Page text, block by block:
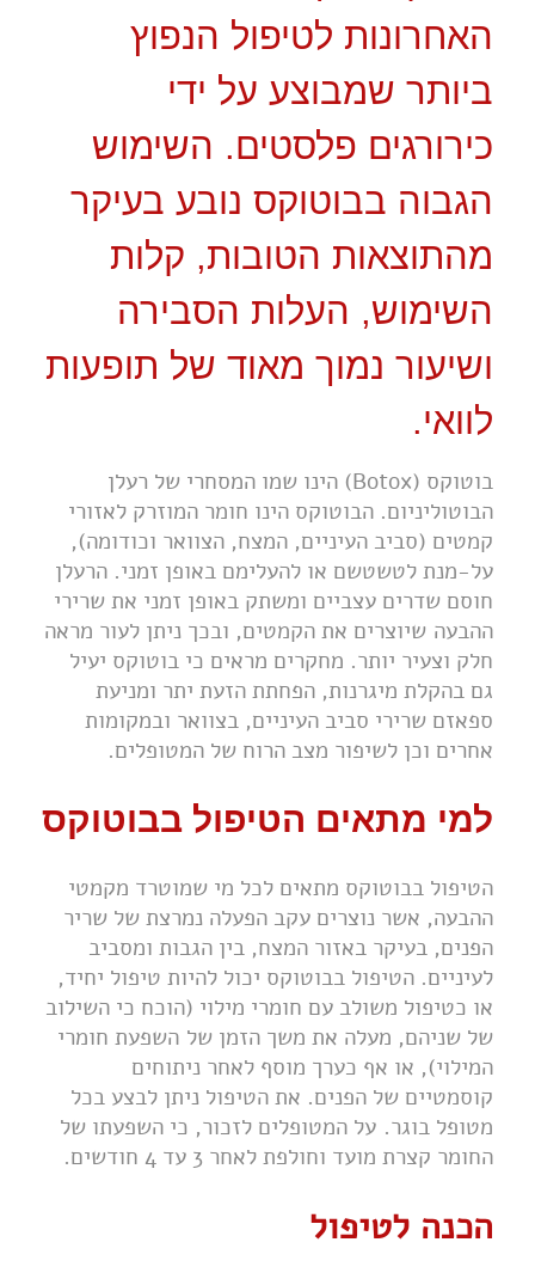
האחרונות לטיפול הנפוץ
ביותר שמבוצע על ידי
כירורגים פלסטים. השימוש
הגבוה בבוטוקס נובע בעיקר
מהתוצאות הטובות, קלות
השימוש, העלות הסבירה
ושיעור נמוך מאוד של תופעות
לוואי.
בוטוקס (Botox) הינו שמו המסחרי של רעלן
הבוטוליניום. הבוטוקס הינו חומר המוזרק לאזורי
קמטים (סביב העיניים, המצח, הצוואר וכודומה),
על-מנת לטשטשם או להעלימם באופן זמני. הרעלן
חוסם שדרים עצביים ומשתק באופן זמני את שרירי
ההבעה שיוצרים את הקמטים, ובכך ניתן לעור מראה
חלק וצעיר יותר. מחקרים מראים כי בוטוקס יעיל
גם בהקלת מיגרנות, הפחתת הזעת יתר ומניעת
ספאזם שרירי סביב העיניים, בצוואר ובמקומות
אחרים וכן לשיפור מצב הרוח של המטופלים.
למי מתאים הטיפול בבוטוקס
הטיפול בבוטוקס מתאים לכל מי שמוטרד מקמטי
ההבעה, אשר נוצרים עקב הפעלה נמרצת של שריר
הפנים, בעיקר באזור המצח, בין הגבות ומסביב
לעיניים. הטיפול בבוטוקס יכול להיות טיפול יחיד,
או כטיפול משולב עם חומרי מילוי (הוכח כי השילוב
של שניהם, מעלה את משך הזמן של השפעת חומרי
המילוי), או אף כערך מוסף לאחר ניתוחים
קוסמטיים של הפנים. את הטיפול ניתן לבצע בכל
מטופל בוגר. על המטופלים לזכור, כי השפעתו של
החומר קצרת מועד וחולפת לאחר 3 עד 4 חודשים.
הכנה לטיפול